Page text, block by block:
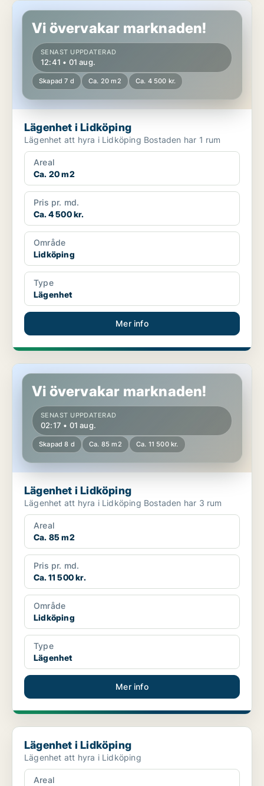
Lägenhet i Lidköping
Vi övervakar marknaden!
SENAST UPPDATERAD
12:41 • 01 aug.
Skapad 7 d Ca. 20 m2 Ca. 4 500 kr.
Lägenhet i Lidköping
Lägenhet att hyra i Lidköping Bostaden har 1 rum
Areal
Ca. 20 m2
Pris pr. md.
Ca. 4 500 kr.
Område
Lidköping
Type
Lägenhet
Mer info
Lägenhet i Lidköping
Vi övervakar marknaden!
SENAST UPPDATERAD
02:17 • 01 aug.
Skapad 8 d Ca. 85 m2 Ca. 11 500 kr.
Lägenhet i Lidköping
Lägenhet att hyra i Lidköping Bostaden har 3 rum
Areal
Ca. 85 m2
Pris pr. md.
Ca. 11 500 kr.
Område
Lidköping
Type
Lägenhet
Mer info
Lägenhet i Lidköping
Lägenhet i Lidköping
Lägenhet att hyra i Lidköping
Areal